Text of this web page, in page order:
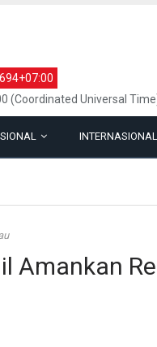
(Coordinated Universal
INTERNASIONAL
Amankan